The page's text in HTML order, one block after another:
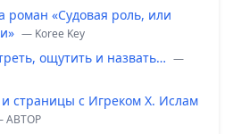
роман «Судовая роль, или
— Koree Key
ощутить и назвать… —
страницы с Игреком Х. Ислам